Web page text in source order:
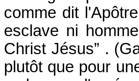
comme dit
esclave ni
Christ Jésus” .
plutôt que pour